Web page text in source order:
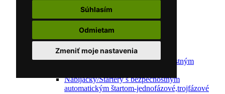
Súhlasím
Odmietam
Zmeniť moje nastavenia
Navijaky elektrické
Nástroje pre autookná
Nabíjačky/Štartéry
Automatické nabíjačky
Automatické nabíjačky s bezpečnostným
Nabíjačky/Štartéry s bezpečnostným
automatickým štartom-jednofázové,trojfázové